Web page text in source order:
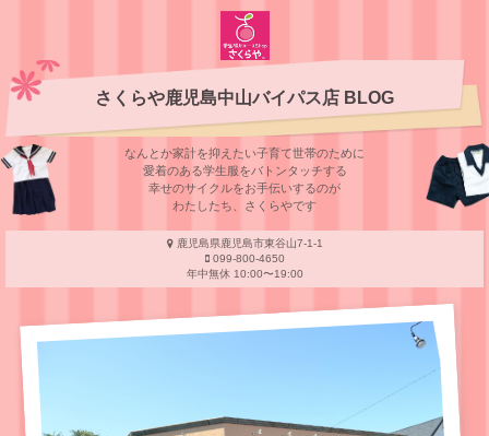
さくらや鹿児島中山バイパス店 BLOG
なんとか家計を抑えたい子育て世帯のために
愛着のある学⽣服をバトンタッチする
幸せのサイクルをお⼿伝いするのが
わたしたち、さくらやです
鹿児島県鹿児島市東谷山7-1-1
099-800-4650
年中無休 10:00〜19:00